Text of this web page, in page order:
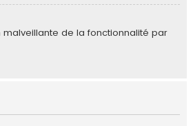
malveillante de la fonctionnalité par